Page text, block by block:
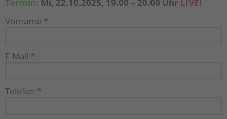
Vorname *
E-Mail *
Telefon *